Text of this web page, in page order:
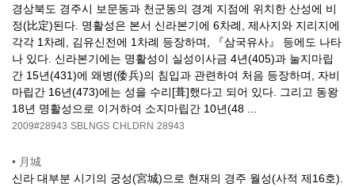
경상북도 경주시 보문동과 천군동의 경계 지점에 위치한 산성에 비
정(比定)된다. 명활성은 본서 신라본기에 6차례, 제사지와 지리지에
각각 1차례, 김유신전에 1차례 등장하며, 『삼국유사』 등에도 나타
나 있다. 신라본기에는 명활성이 실성이사금 4년(405)과 눌지마립
간 15년(431)에 왜병(倭兵)의 침입과 관련하여 처음 등장하며, 자비
마립간 16년(473)에는 성을 수리[葺]했다고 되어 있다. 그리고 동왕
18년 명활성으로 이거하여 소지마립간 10년(48 ...
2009#28943 SBLNGS CHLDRN 28943
• 月城
신라 대부분 시기의 궁성(宮城)으로 현재의 경주 월성(사적 제16호).